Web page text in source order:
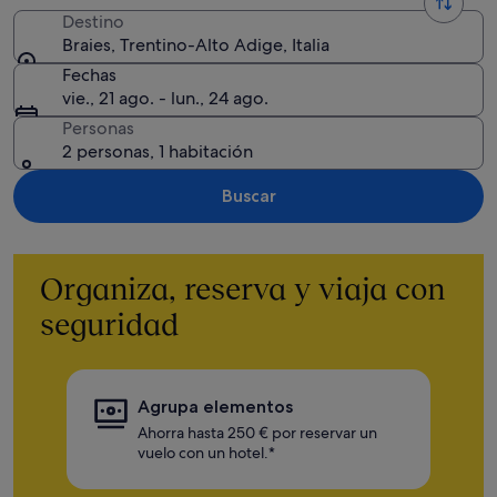
Destino
Braies, Trentino-Alto Adige, Italia
Fechas
vie., 21 ago. - lun., 24 ago.
Personas
2 personas, 1 habitación
Buscar
Organiza, reserva y viaja con
seguridad
Agrupa elementos
Ahorra hasta 250 € por reservar un
vuelo con un hotel.*